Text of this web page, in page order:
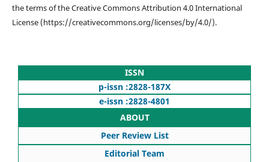
the terms of the Creative Commons Attribution 4.0 International
License (https://creativecommons.org/licenses/by/4.0/).
ISSN
p-issn :2828-187X
e-issn :2828-4801
ABOUT
Peer Review List
Editorial Team